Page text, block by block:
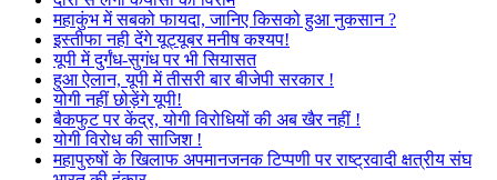
महाकुंभ में सबको फायदा, जानिए किसको हुआ नुकसान ?
इस्तीफा नही देंगे यूट्यूबर मनीष कश्यप!
यूपी में दुर्गंध-सुगंध पर भी सियासत
हुआ ऐलान, यूपी में तीसरी बार बीजेपी सरकार !
योगी नहीं छोड़ेंगे यूपी!
बैकफुट पर केंद्र, योगी विरोधियों की अब खैर नहीं !
योगी विरोध की साजिश !
महापुरुषों के खिलाफ अपमानजनक टिप्पणी पर राष्ट्रवादी क्षत्रीय संघ